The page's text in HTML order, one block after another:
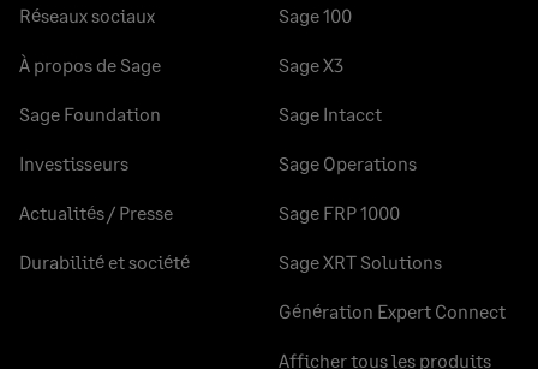
Réseaux sociaux
À propos de Sage
Sage Foundation
Investisseurs
Actualités / Presse
Durabilité et société
Sage 100
Sage X3
Sage Intacct
Sage Operations
Sage FRP 1000
Sage XRT Solutions
Génération Expert Connect
Afficher tous les produits